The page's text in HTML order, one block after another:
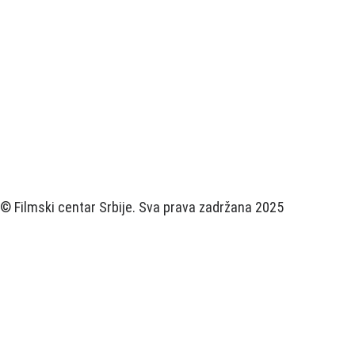
© Filmski centar Srbije. Sva prava zadržana 2025